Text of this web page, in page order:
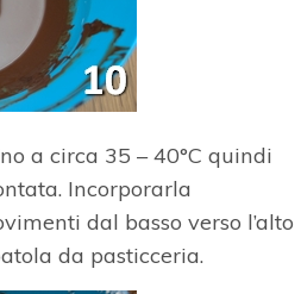
a circa 35 – 40°C quindi
Incorporarla
dal basso verso l’alto
da pasticceria.